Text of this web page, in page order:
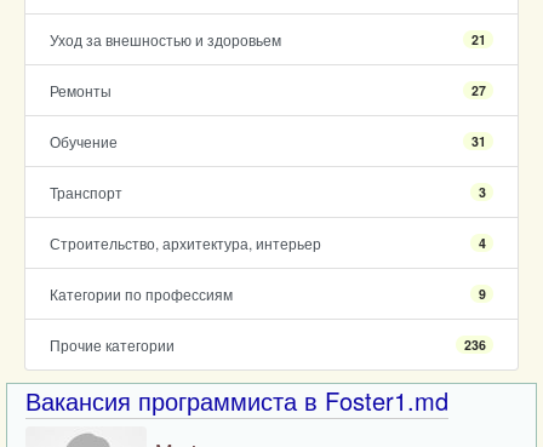
Уход за внешностью и здоровьем 21
Ремонты 27
Обучение 31
Транспорт 3
Строительство, архитектура, интерьер 4
Категории по профессиям 9
Прочие категории 236
Вакансия программиста в Foster1.md